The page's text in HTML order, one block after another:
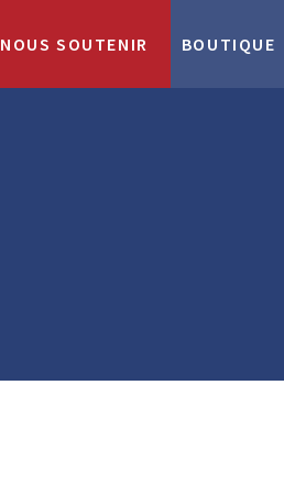
NOUS SOUTENIR BOUTIQUE